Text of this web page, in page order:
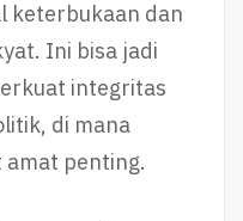
keterbukaan dan
Ini bisa jadi
integritas
di mana
amat penting.